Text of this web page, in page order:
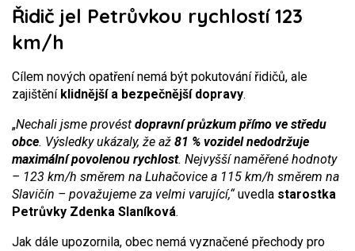
Řidič jel Petrůvkou rychlostí 123
km/h
Cílem nových opatření nemá být pokutování řidičů, ale
zajištění klidnější a bezpečnější dopravy.
„Nechali jsme provést dopravní průzkum přímo ve středu
obce. Výsledky ukázaly, že až 81 % vozidel nedodržuje
maximální povolenou rychlost. Nejvyšší naměřené hodnoty
– 123 km/h směrem na Luhačovice a 115 km/h směrem na
Slavičín – považujeme za velmi varující,“uvedla starostka
Petrůvky Zdenka Slaníková.
Jak dále upozornila, obec nemá vyznačené přechody pro